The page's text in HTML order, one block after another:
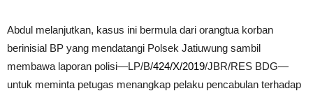
Abdul melanjutkan, kasus ini bermula dari orangtua korban
berinisial BP yang mendatangi Polsek Jatiuwung sambil
membawa laporan polisi—LP/B/424/X/2019/JBR/RES BDG—
untuk meminta petugas menangkap pelaku pencabulan terhadap